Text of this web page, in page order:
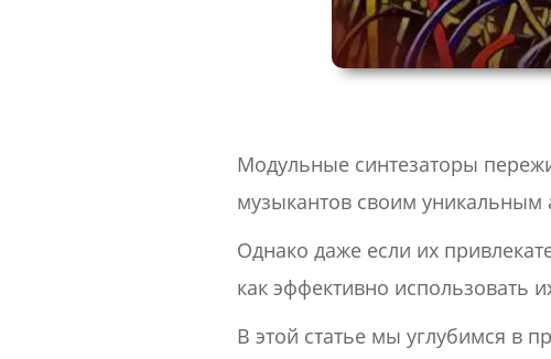
Модульные синтезаторы
музыкантов своим
Однако даже если их
как эффективно использовать
В этой статье мы углубимся в